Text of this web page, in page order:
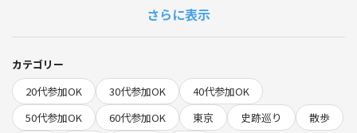
季節のあじさいを眺めながら、上野戦争、西郷隆盛像、寛永寺ゆかりの
上野公園は、美術館や博物館だけでなく、江戸から明治へと時代が大き
く動いた場所でもあります。
花を楽しみながら歩いていると、何気ない道や坂、石碑にも物語がある
さらに表示
カテゴリー
20代参加OK
30代参加OK
40代参加OK
50代参加OK
60代参加OK 東京 史跡巡り
散歩